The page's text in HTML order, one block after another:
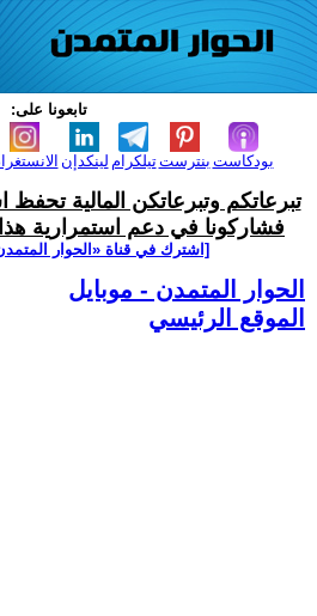
تابعونا على:
لينكدإن تيلكرامبنترست بودكاست
تبرعاتكم وتبرعاتكن المالية تحفظ
فشاركونا في دعم استمرارية
[اشترك في قناة ‫«الحوار
الحوار المتمدن - موبايل
الموقع الرئيسي